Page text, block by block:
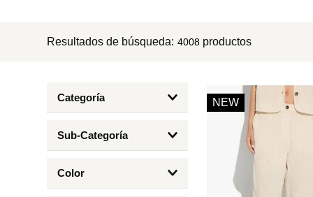
Resultados de búsqueda: 4008 productos
Categoría
Bodies
Camisas
Sub-Categoría
Color
NEW